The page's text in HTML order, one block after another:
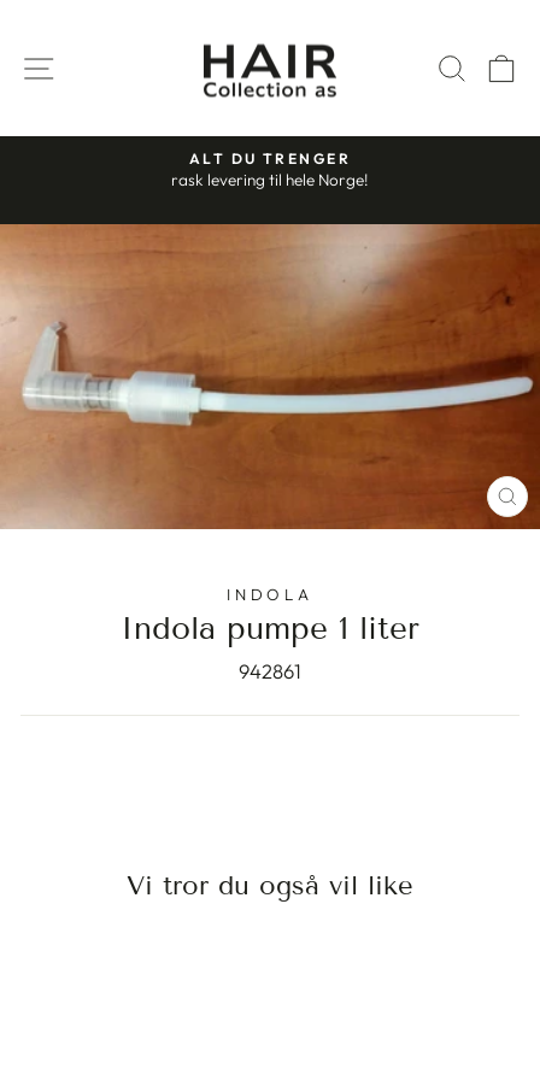
innhold SIDENAVIGASJON SØK
Stopp
ALT DU TRENGER
rask levering til hele Norge!
INDOLA
Indola pumpe 1 liter
942861
Vi tror du også vil like